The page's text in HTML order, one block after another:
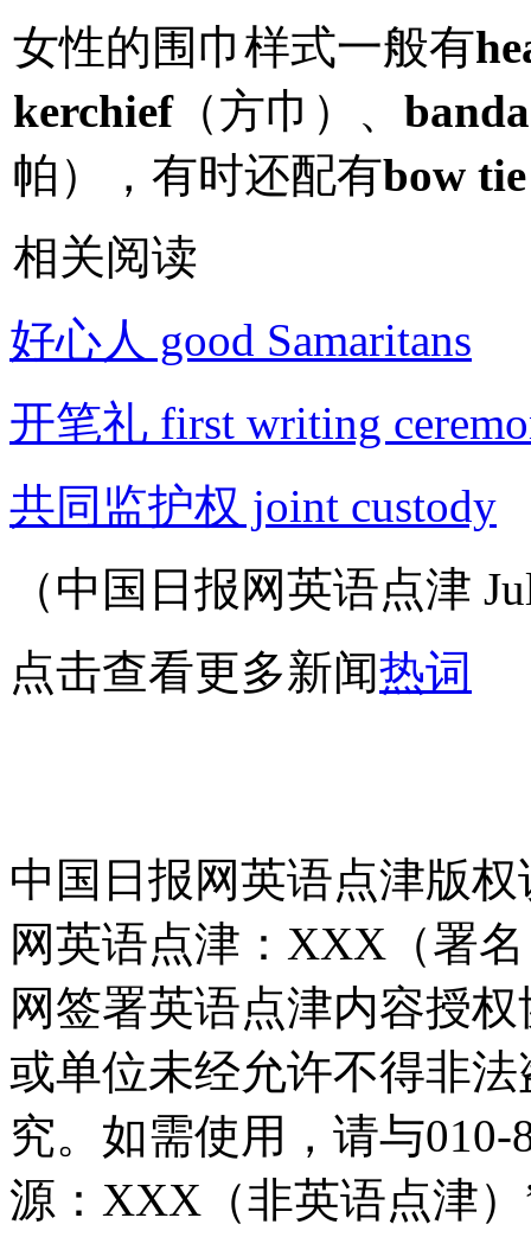
女性的围巾样式一般有
kerchief（方巾）、
帕），有时还配有bow tie
相关阅读
好心人 good Samaritans
开笔礼 first writing
共同监护权 joint custody
（中国日报网英语点津
点击查看更多新闻热词
中国日报网英语点津版
网英语点津：XXX（署
网签署英语点津内容授
或单位未经允许不得非
究。如需使用，请与010-
源：XXX（非英语点津